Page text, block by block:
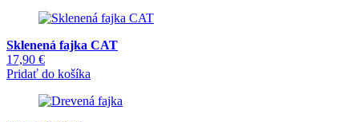
Sklenená fajka CAT
17,90 €
Pridať do košíka